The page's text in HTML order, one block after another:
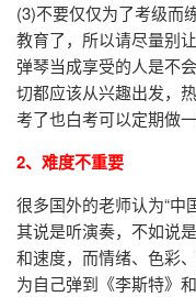
(3)不要仅仅为了考级而
教育了，所以请尽量别
弹琴当成享受的人是不
切都应该从兴趣出发，
考了也白考可以定期做
2、难度不重要
很多国外的老师认为“中
其说是听演奏，不如说
和速度，而情绪、色彩
为自己弹到《李斯特》